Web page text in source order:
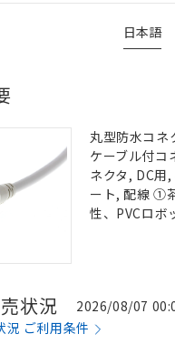
日本語
丸型防水コネ
ケーブル付コ
ネクタ, DC用
ート, 配線 ①
性、PVCロボ
状況
2026/08/07
況 ご利用条件